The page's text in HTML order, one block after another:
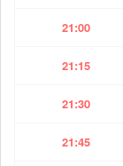
21:00
21:15
21:30
21:45